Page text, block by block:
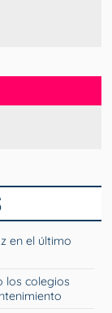
en el último
los colegios